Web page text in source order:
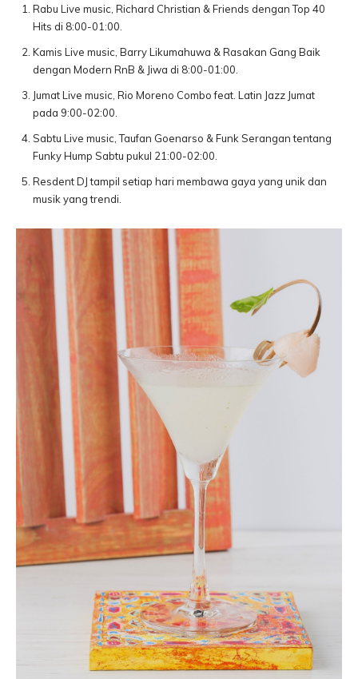
Rabu Live music, Richard Christian & Friends dengan Top 40
Hits di 8:00-01:00.
Kamis Live music, Barry Likumahuwa & Rasakan Gang Baik
dengan Modern RnB & Jiwa di 8:00-01:00.
Jumat Live music, Rio Moreno Combo feat. Latin Jazz Jumat
pada 9:00-02:00.
Sabtu Live music, Taufan Goenarso & Funk Serangan tentang
Funky Hump Sabtu pukul 21:00-02:00.
Resdent DJ tampil setiap hari membawa gaya yang unik dan
musik yang trendi.